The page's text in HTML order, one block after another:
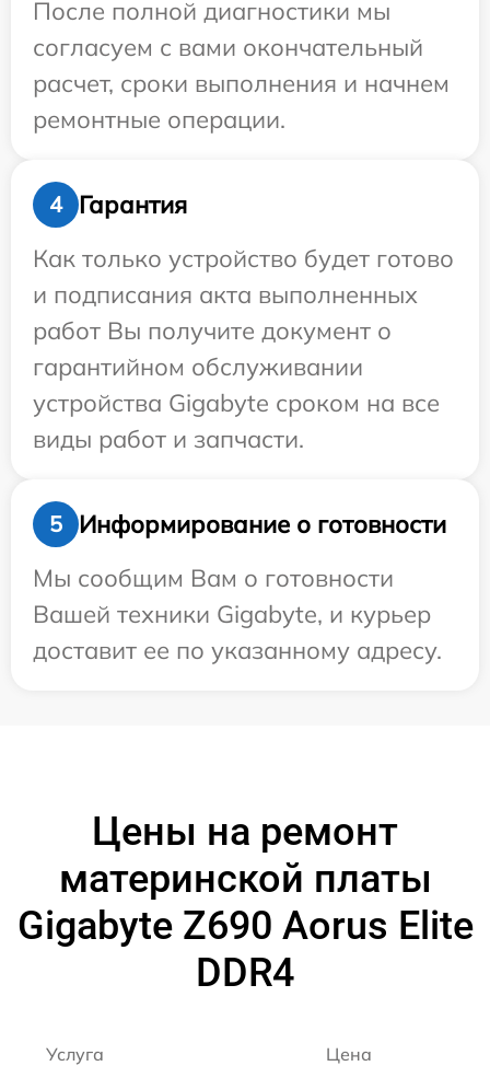
После полной диагностики мы
согласуем с вами окончательный
расчет, сроки выполнения и начнем
ремонтные операции.
4
Гарантия
Как только устройство будет готово
и подписания акта выполненных
работ Вы получите документ о
гарантийном обслуживании
устройства Gigabyte сроком на все
виды работ и запчасти.
5
Информирование о готовности
Мы сообщим Вам о готовности
Вашей техники Gigabyte, и курьер
доставит ее по указанному адресу.
Цены на ремонт
материнской платы
Gigabyte Z690 Aorus Elite
DDR4
Услуга Цена